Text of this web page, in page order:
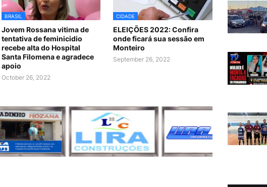
BRASIL
Jovem Rossana vitima de
tentativa de feminicidio
recebe alta do Hospital
Santa Filomena e agradece
apoio
October 26, 2022
CIDADE
ELEIÇÕES 2022: Confira
onde ficará sua sessão em
Monteiro
September 26, 2022